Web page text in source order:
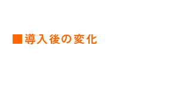
■導入後の変化